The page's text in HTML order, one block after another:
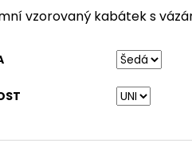
vzorovaný kabátek s